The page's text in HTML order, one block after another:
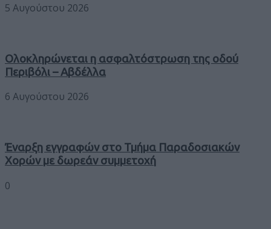
5 Αυγούστου 2026
Ολοκληρώνεται η ασφαλτόστρωση της οδού
Περιβόλι – Αβδέλλα
6 Αυγούστου 2026
Έναρξη εγγραφών στο Τμήμα Παραδοσιακών
Χορών με δωρεάν συμμετοχή
0